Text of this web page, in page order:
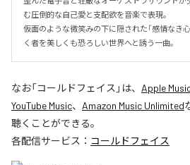
む圧倒的な自己愛と支配欲を音楽で表現。
仮面のような微笑みの下に隠された「感情なき
く者を美しくも恐ろしい世界へと誘う一曲。
なお「コールドフェイス 」は、 Apple
YouTube Music、 Amazon Music Unlimited
聴くことができる。
各配信サービス： コールドフェイス